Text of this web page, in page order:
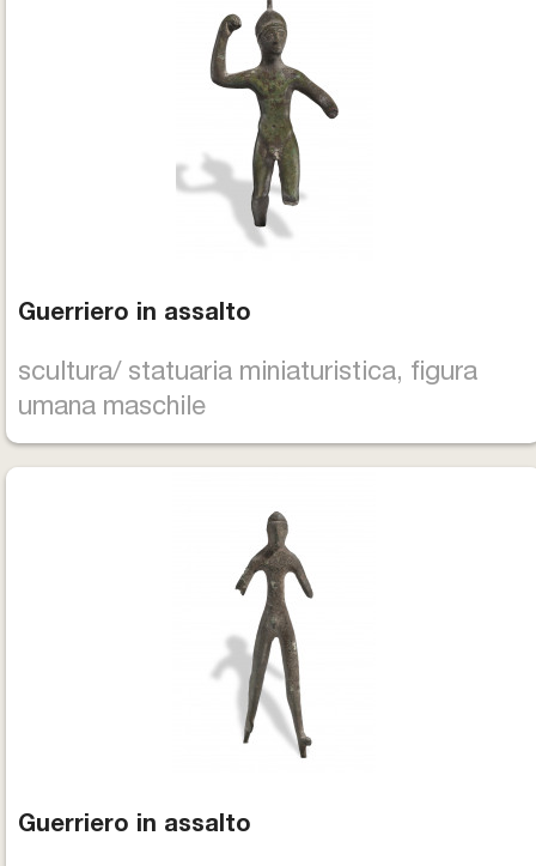
Guerriero in assalto
scultura/ statuaria miniaturistica, figura
umana maschile
Guerriero in assalto